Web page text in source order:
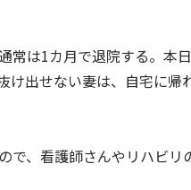
常は1カ月で退院する。本
け出せない妻は、自宅に
で、看護師さんやリハビ